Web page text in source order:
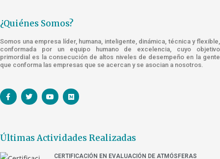
¿Quiénes Somos?
Somos una empresa líder, humana, inteligente, dinámica, técnica y flexible,
conformada por un equipo humano de excelencia, cuyo objetivo
primordial es la consecución de altos niveles de desempeño en la gente
que conforma las empresas que se acercan y se asocian a nosotros.
Últimas Actividades Realizadas
CERTIFICACIÓN EN EVALUACIÓN DE ATMÓSFERAS